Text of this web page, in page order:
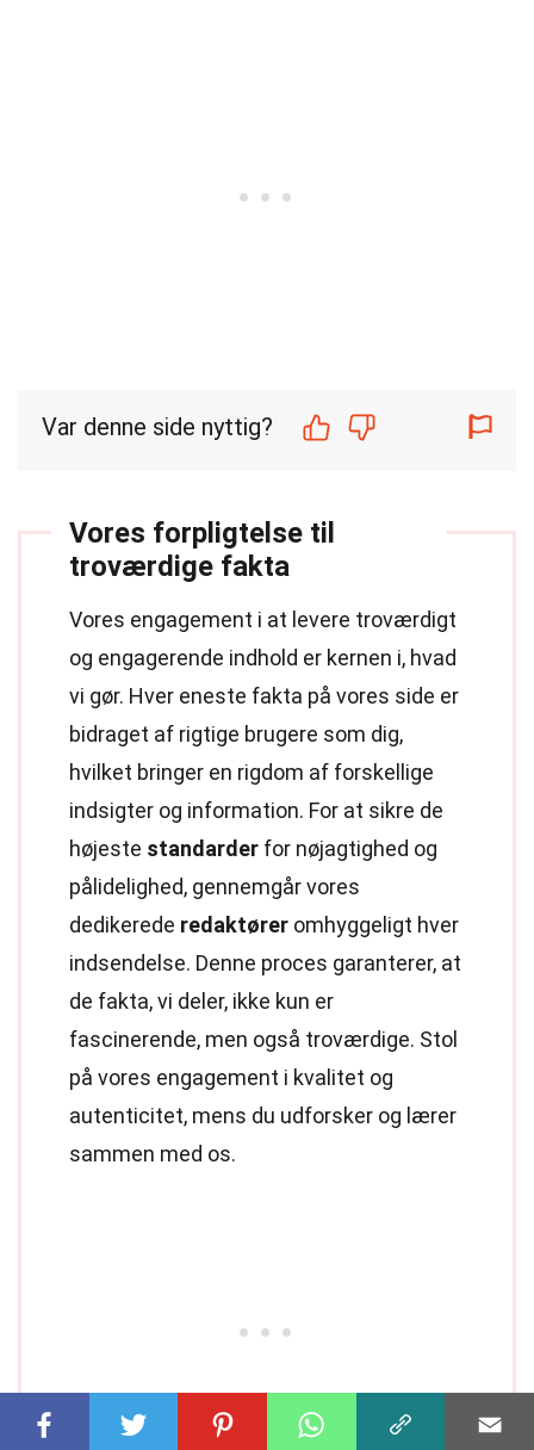
Var denne side nyttig?
Vores forpligtelse til
troværdige fakta
Vores engagement i at levere troværdigt
og engagerende indhold er kernen i, hvad
vi gør. Hver eneste fakta på vores side er
bidraget af rigtige brugere som dig,
hvilket bringer en rigdom af forskellige
indsigter og information. For at sikre de
højeste standarder for nøjagtighed og
pålidelighed, gennemgår vores
dedikerede redaktører omhyggeligt hver
indsendelse. Denne proces garanterer, at
de fakta, vi deler, ikke kun er
fascinerende, men også troværdige. Stol
på vores engagement i kvalitet og
autenticitet, mens du udforsker og lærer
sammen med os.